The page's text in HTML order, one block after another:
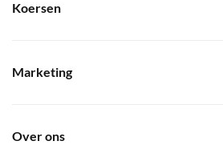
Koersen
Marketing
Over ons